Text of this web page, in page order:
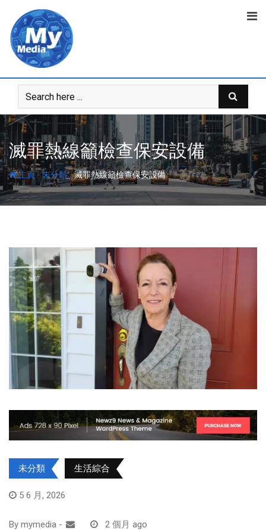
滅罪熱線籲檢查保安設備
主頁-未分類-滅罪熱線籲檢查保安設備
未分類 生活綜合
5 6 月, 2026
By mymedia -
2 個月 ago